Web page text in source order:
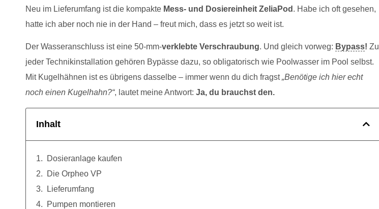
Neu im Lieferumfang ist die kompakte Mess- und Dosiereinheit ZeliaPod . Habe ich oft gesehen,
hatte ich aber noch nie in der Hand – freut mich, dass es jetzt so weit ist.
Der Wasseranschluss ist eine 50‑mm-verklebte Verschraubung. Und gleich vorweg: Bypass! Zu
jeder Technikinstallation gehören Bypässe dazu, so obligatorisch wie Poolwasser im Pool selbst.
Mit Kugelhähnen ist es übrigens dasselbe – immer wenn du dich fragst„Benötige ich hier echt
noch einen Kugelhahn?“, lautet meine Antwort: Ja, du brauchst den.
Inhalt
Dosieranlage kaufen
Die Orpheo VP
Lieferumfang
Pumpen montieren